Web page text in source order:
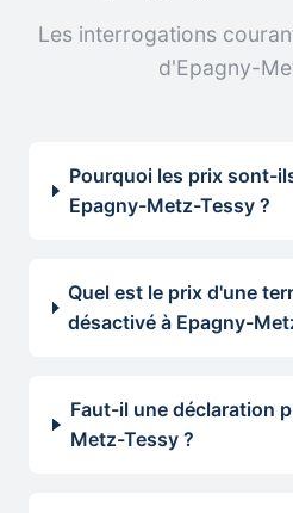
Les interrogations
d'Epagny-
Pourquoi les prix sont-
Epagny-Metz-Tessy ?
Quel est le prix d'une
désactivé à Epagny-
Faut-il une déclaration
Metz-Tessy ?